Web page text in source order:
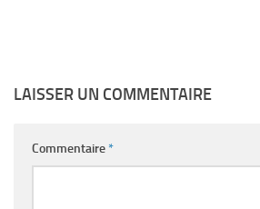
LAISSER UN COMMENTAIRE
Commentaire*